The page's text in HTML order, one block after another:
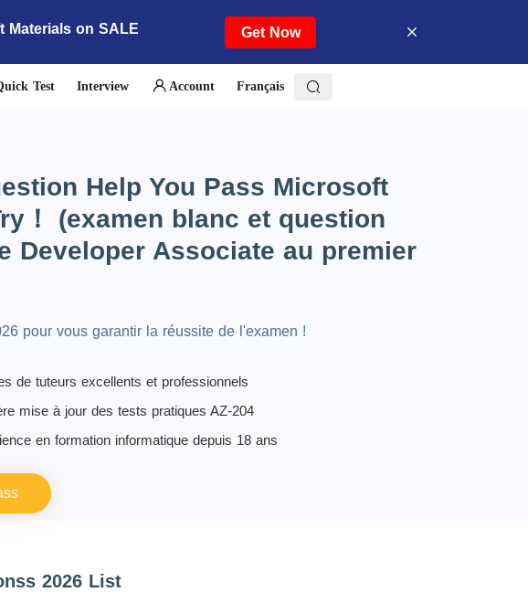
Materials on SALE Get Now
Test Interview Account Français
Help You Pass Microsoft
！ (examen blanc et question
Developer Associate au premier
pour vous garantir la réussite de l'examen !
de tuteurs excellents et professionnels
mise à jour des tests pratiques AZ-204
en formation informatique depuis 18 ans
2026 List